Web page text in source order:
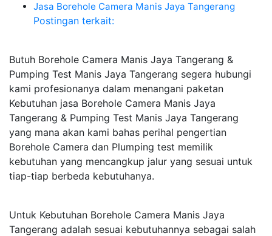
Jasa Borehole Camera Manis Jaya Tangerang
Postingan terkait:
Butuh Borehole Camera Manis Jaya Tangerang &
Pumping Test Manis Jaya Tangerang segera hubungi
kami profesionanya dalam menangani paketan
Kebutuhan jasa Borehole Camera Manis Jaya
Tangerang & Pumping Test Manis Jaya Tangerang
yang mana akan kami bahas perihal pengertian
Borehole Camera dan Plumping test memilik
kebutuhan yang mencangkup jalur yang sesuai untuk
tiap-tiap berbeda kebutuhanya.
Untuk Kebutuhan Borehole Camera Manis Jaya
Tangerang adalah sesuai kebutuhannya sebagai salah